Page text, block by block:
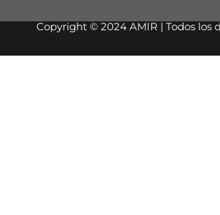
Copyright © 2024 AMIR | Todos los